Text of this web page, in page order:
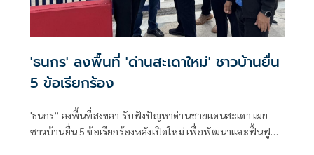
'ธนกร' ลงพื้นที่ 'ด่านสะเดาใหม่' ชาวบ้านยื่น
5 ข้อเรียกร้อง
'ธนกร” ลงพื้นที่สงขลา รับฟังปัญหาด่านชายแดนสะเดา เผย
ชาวบ้านยื่น 5 ข้อเรียกร้องหลังเปิดใหม่ เพื่อพัฒนาและฟื้นฟู